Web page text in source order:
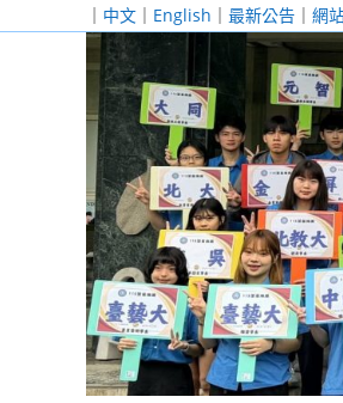
｜ 中文 ｜ English ｜ 最新公告 ｜ 網